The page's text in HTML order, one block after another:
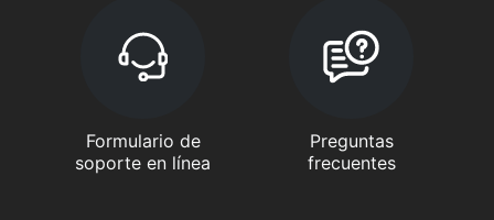
Formulario de
soporte en línea
Preguntas
frecuentes